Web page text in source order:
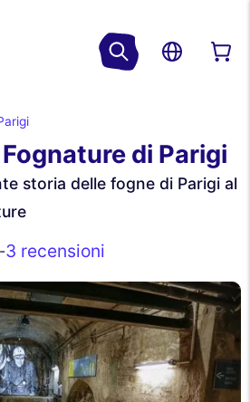
di Parigi
storia delle fogne di Parigi al
-3 recensioni